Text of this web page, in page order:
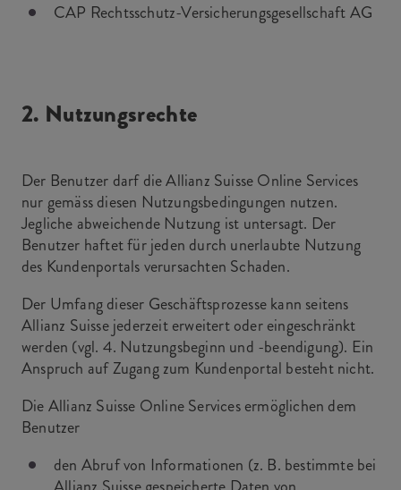
CAP Rechtsschutz-Versicherungsgesellschaft AG
2. Nutzungsrechte
Der Benutzer darf die Allianz Suisse Online Services
nur gemäss diesen Nutzungsbedingungen nutzen.
Jegliche abweichende Nutzung ist untersagt. Der
Benutzer haftet für jeden durch unerlaubte Nutzung
des Kundenportals verursachten Schaden.
Der Umfang dieser Geschäftsprozesse kann seitens
Allianz Suisse jederzeit erweitert oder eingeschränkt
werden (vgl. 4. Nutzungsbeginn und -beendigung). Ein
Anspruch auf Zugang zum Kundenportal besteht nicht.
Die Allianz Suisse Online Services ermöglichen dem
Benutzer
den Abruf von Informationen (z. B. bestimmte bei